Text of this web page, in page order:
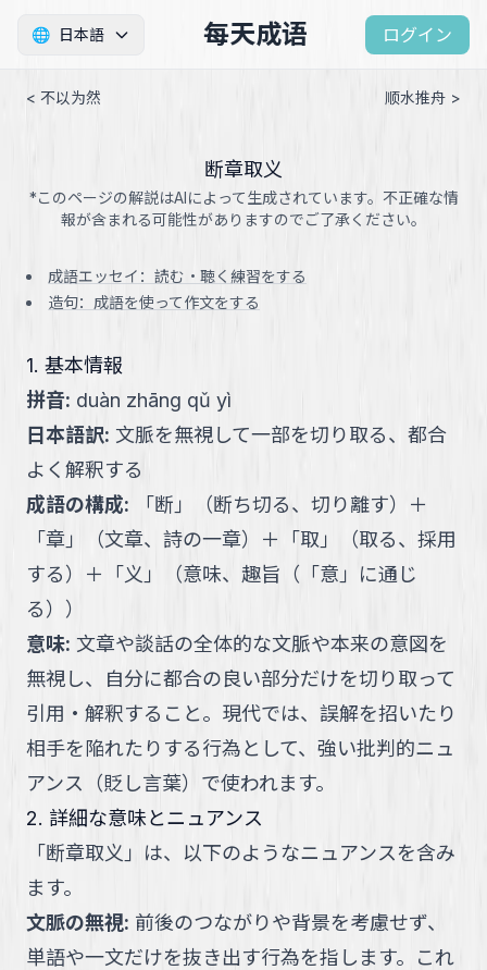
🌐 日本語 每天成语 ログイン
< 不以为然 顺水推舟 >
断章取义
*このページの解説はAIによって生成されています。不正確な情
報が含まれる可能性がありますのでご了承ください。
成語エッセイ：読む・聴く練習をする
造句：成語を使って作文をする
1. 基本情報
拼音: duàn zhāng qǔ yì
日本語訳: 文脈を無視して一部を切り取る、都合
よく解釈する
成語の構成: 「断 」 （断ち切る、切り離す） ＋
「章 」 （文章、詩の一章） ＋ 「取 」 （取る、採用
する） ＋ 「义 」 （意味、趣旨（「意」に通じ
る） ）
意味: 文章や談話の全体的な文脈や本来の意図を
無視し、自分に都合の良い部分だけを切り取って
引用・解釈すること。現代では、誤解を招いたり
相手を陥れたりする行為として、強い批判的ニュ
アンス（貶し言葉）で使われます。
2. 詳細な意味とニュアンス
「断章取义 」 は、以下のようなニュアンスを含み
ます。
文脈の無視: 前後のつながりや背景を考慮せず、
単語や一文だけを抜き出す行為を指します。これ